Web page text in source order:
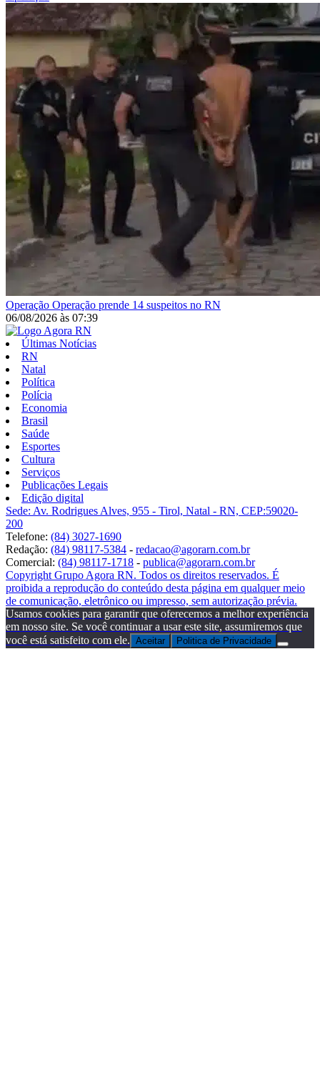
Operação Operação prende 14 suspeitos no RN
06/08/2026 às 07:39
Últimas Notícias
RN
Natal
Política
Polícia
Economia
Brasil
Saúde
Esportes
Cultura
Serviços
Publicações Legais
Edição digital
Sede: Av. Rodrigues Alves, 955 - Tirol, Natal - RN, CEP:59020-
200
Telefone: (84) 3027-1690
Redação: (84) 98117-5384 - redacao@agorarn.com.br
Comercial: (84) 98117-1718 - publica@agorarn.com.br
Copyright Grupo Agora RN. Todos os direitos reservados. É
proibida a reprodução do conteúdo desta página em qualquer meio
de comunicação, eletrônico ou impresso, sem autorização prévia.
Usamos cookies para garantir que oferecemos a melhor experiência
em nosso site. Se você continuar a usar este site, assumiremos que
você está satisfeito com ele. Aceitar Politica de Privacidade